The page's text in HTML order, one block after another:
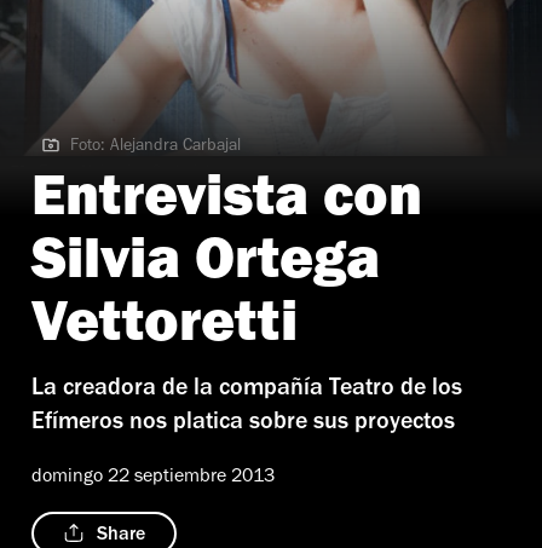
Foto: Alejandra Carbajal
Foto: Alejandra Carbajal
Entrevista con
Silvia Ortega
Vettoretti
La creadora de la compañía Teatro de los
Efímeros nos platica sobre sus proyectos
domingo 22 septiembre 2013
Share